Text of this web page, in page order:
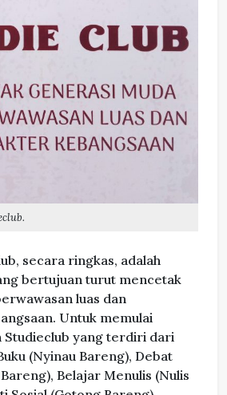
secara ringkas, adalah
bertujuan turut mencetak
luas dan
Untuk memulai
Studieclub yang terdiri dari
(Nyinau Bareng), Debat
Belajar Menulis (Nulis